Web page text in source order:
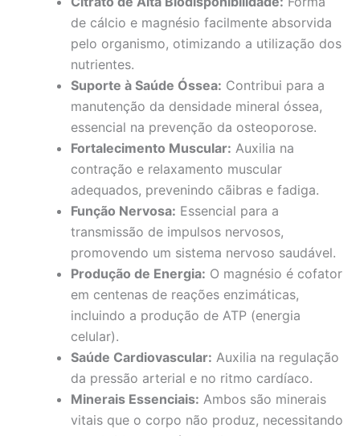
de cálcio e magnésio facilmente absorvida
pelo organismo, otimizando a utilização dos
nutrientes.
Suporte à Saúde Óssea: Contribui para a
manutenção da densidade mineral óssea,
essencial na prevenção da osteoporose.
Fortalecimento Muscular: Auxilia na
contração e relaxamento muscular
adequados, prevenindo cãibras e fadiga.
Função Nervosa: Essencial para a
transmissão de impulsos nervosos,
promovendo um sistema nervoso saudável.
Produção de Energia: O magnésio é cofator
em centenas de reações enzimáticas,
incluindo a produção de ATP (energia
celular).
Saúde Cardiovascular: Auxilia na regulação
da pressão arterial e no ritmo cardíaco.
Minerais Essenciais: Ambos são minerais
vitais que o corpo não produz, necessitando